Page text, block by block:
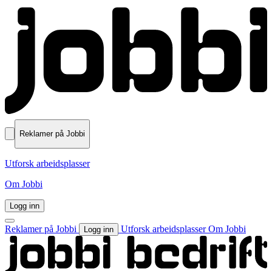
Reklamer på Jobbi
Utforsk arbeidsplasser
Om Jobbi
Logg inn
Reklamer på Jobbi Logg inn Utforsk arbeidsplasserOm Jobbi